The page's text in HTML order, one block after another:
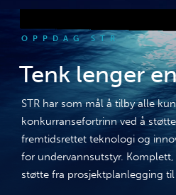
OPPDAG STR
Tenk lenger
STR har som mål å tilby alle
konkurransefortrinn ved å
fremtidsrettet teknologi og
for undervannsutstyr.
støtte fra prosjektplanlegging til